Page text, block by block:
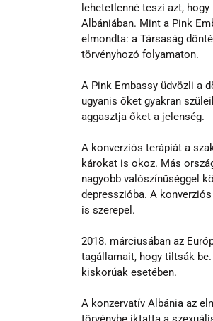
lehetetlenné teszi azt,
Albániában. Mint a Pink
elmondta: a Társaság
törvényhozó folyamaton.
A Pink Embassy üdvözli a
ugyanis őket gyakran
aggasztja őket a jelenség.
A konverziós terápiát a
károkat is okoz. Más
nagyobb valószínűséggel
depresszióba. A
is szerepel.
2018. márciusában az
tagállamait, hogy tiltsák
kiskorúak esetében.
A konzervatív Albánia az